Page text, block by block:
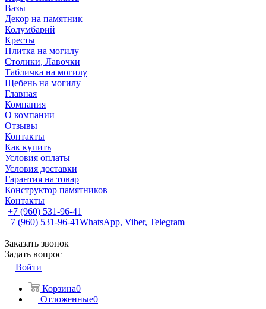
Вазы
Декор на памятник
Колумбарий
Кресты
Плитка на могилу
Столики, Лавочки
Табличка на могилу
Щебень на могилу
Главная
Компания
О компании
Отзывы
Контакты
Как купить
Условия оплаты
Условия доставки
Гарантия на товар
Конструктор памятников
Контакты
+7 (960) 531-96-41
+7 (960) 531-96-41WhatsApp, Viber, Telegram
Заказать звонок
Задать вопрос
Войти
Корзина0
Отложенные0